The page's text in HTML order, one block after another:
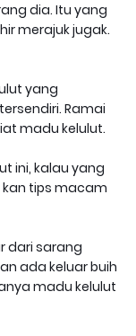
dia. Itu yang
merajuk jugak.
yang
Ramai
madu kelulut.
ini, kalau yang
tips macam
dari sarang
ada keluar buih
madu kelulut